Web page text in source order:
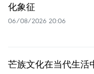
化象征
06/08/2026 20:06
芒族文化在当代生活